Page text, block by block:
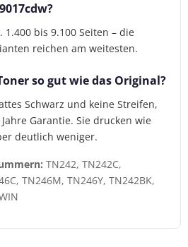
1.400 bis 9.100 Seiten – die
reichen am weitesten.
so gut wie das Original?
Schwarz und keine Streifen,
Garantie. Sie drucken wie
deutlich weniger.
TN242, TN242C,
TN246M, TN246Y, TN242BK,